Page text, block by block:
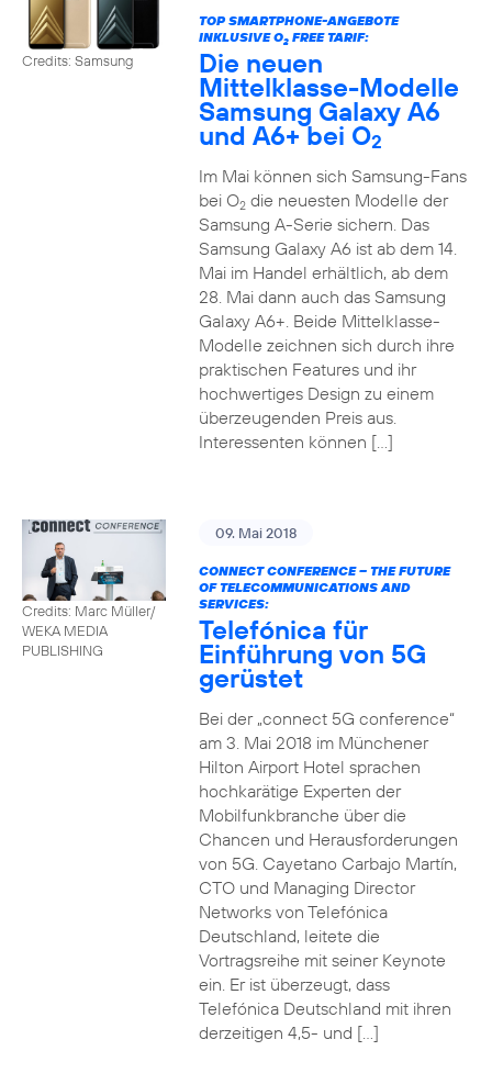
Credits: Samsung
TOP SMARTPHONE-ANGEBOTE
INKLUSIVE O2FREE TARIF:
Die neuen
Mittelklasse-Modelle
Samsung Galaxy A6
und A6+ bei O2
Im Mai können sich Samsung-Fans
bei O2die neuesten Modelle der
Samsung A-Serie sichern. Das
Samsung Galaxy A6 ist ab dem 14.
Mai im Handel erhältlich, ab dem
28. Mai dann auch das Samsung
Galaxy A6+. Beide Mittelklasse-
Modelle zeichnen sich durch ihre
praktischen Features und ihr
hochwertiges Design zu einem
überzeugenden Preis aus.
Interessenten können […]
Credits: Marc Müller/
WEKA MEDIA
PUBLISHING
09. Mai 2018
CONNECT CONFERENCE – THE FUTURE
OF TELECOMMUNICATIONS AND
SERVICES:
Telefónica für
Einführung von 5G
gerüstet
Bei der „connect 5G conference“
am 3. Mai 2018 im Münchener
Hilton Airport Hotel sprachen
hochkarätige Experten der
Mobilfunkbranche über die
Chancen und Herausforderungen
von 5G. Cayetano Carbajo Martín,
CTO und Managing Director
Networks von Telefónica
Deutschland, leitete die
Vortragsreihe mit seiner Keynote
ein. Er ist überzeugt, dass
Telefónica Deutschland mit ihren
derzeitigen 4,5- und […]